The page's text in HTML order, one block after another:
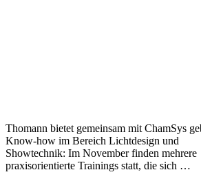
Thomann bietet gemeinsam mit ChamSys
Know-how im Bereich Lichtdesign und
Showtechnik: Im November finden mehrere
praxisorientierte Trainings statt, die sich …